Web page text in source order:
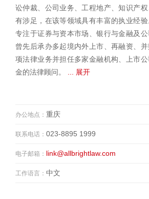
讼仲裁、公司业务、工程地产、知识产
有涉足，在该等领域具有丰富的执业经
专注于证券与资本市场、银行与金融及公
曾先后承办多起境内外上市、再融资、
项法律业务并担任多家金融机构、上市
金的法律顾问。
... 展开
办公地点： 重庆
联系电话： 023-8895 1999
电子邮箱： link@allbrightlaw.com
工作语言： 中文